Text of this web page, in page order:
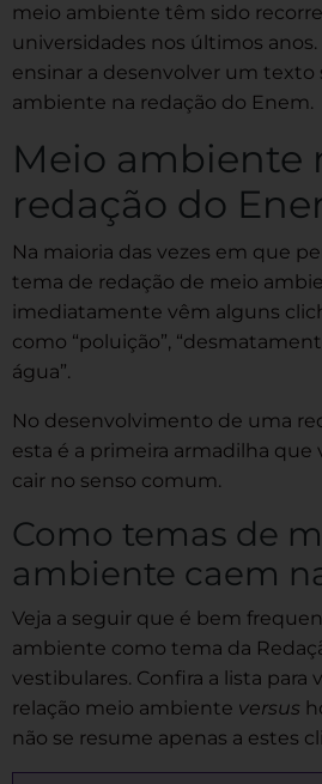
meio ambiente têm sido
universidades nos últimos anos.
ensinar a desenvolver um texto
ambiente na redação do Enem.
Meio ambiente
redação do
Na maioria das vezes em que
tema de redação de meio
imediatamente vêm alguns
como “poluição”,
água”.
No desenvolvimento de uma
esta é a primeira armadilha que
cair no senso comum.
Como temas de
ambiente caem
Veja a seguir que é bem
ambiente como tema da
vestibulares. Confira a lista para
relação meio ambiente versus
não se resume apenas a estes